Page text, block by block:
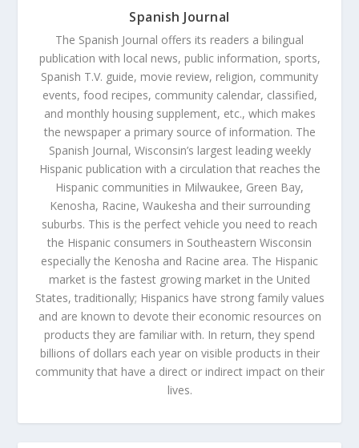
Spanish Journal
The Spanish Journal offers its readers a bilingual
publication with local news, public information, sports,
Spanish T.V. guide, movie review, religion, community
events, food recipes, community calendar, classified,
and monthly housing supplement, etc., which makes
the newspaper a primary source of information. The
Spanish Journal, Wisconsin’s largest leading weekly
Hispanic publication with a circulation that reaches the
Hispanic communities in Milwaukee, Green Bay,
Kenosha, Racine, Waukesha and their surrounding
suburbs. This is the perfect vehicle you need to reach
the Hispanic consumers in Southeastern Wisconsin
especially the Kenosha and Racine area. The Hispanic
market is the fastest growing market in the United
States, traditionally; Hispanics have strong family values
and are known to devote their economic resources on
products they are familiar with. In return, they spend
billions of dollars each year on visible products in their
community that have a direct or indirect impact on their
lives.